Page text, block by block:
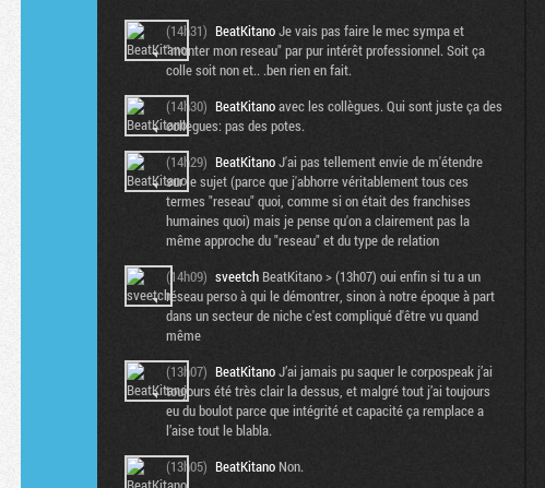
(14h31) BeatKitanoJe vais pas faire le mec sympa et
"monter mon reseau" par pur intérêt professionnel. Soit ça
colle soit non et.. .ben rien en fait.
(14h30) BeatKitanoavec les collègues. Qui sont juste ça des
collègues: pas des potes.
(14h29) BeatKitanoJ'ai pas tellement envie de m'étendre
sur le sujet (parce que j'abhorre véritablement tous ces
termes "reseau" quoi, comme si on était des franchises
humaines quoi) mais je pense qu'on a clairement pas la
même approche du "reseau" et du type de relation
(14h09) sveetch BeatKitano > (13h07) oui enfin si tu a un
réseau perso à qui le démontrer, sinon à notre époque à part
dans un secteur de niche c'est compliqué d'être vu quand
même
(13h07) BeatKitanoJ’ai jamais pu saquer le corpospeak j’ai
toujours été très clair la dessus, et malgré tout j’ai toujours
eu du boulot parce que intégrité et capacité ça remplace a
l’aise tout le blabla.
(13h05) BeatKitano Non.